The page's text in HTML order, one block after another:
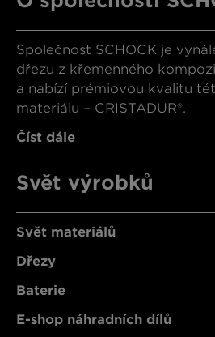
Společnost SCHOCK je
dřezu z křemenného
a nabízí prémiovou kvalitu
materiálu – CRISTADUR®.
Číst dále
Svět výrobků
Svět materiálů
Dřezy
Baterie
E-shop náhradních dílů